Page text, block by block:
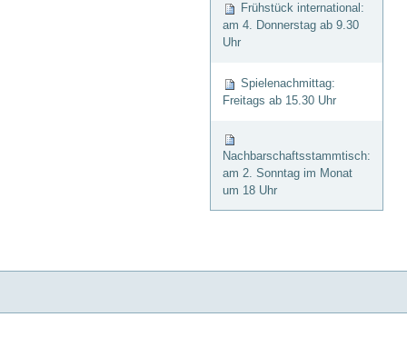
Frühstück international:
am 4. Donnerstag ab 9.30
Uhr
Spielenachmittag:
Freitags ab 15.30 Uhr
Nachbarschaftsstammtisch:
am 2. Sonntag im Monat
um 18 Uhr